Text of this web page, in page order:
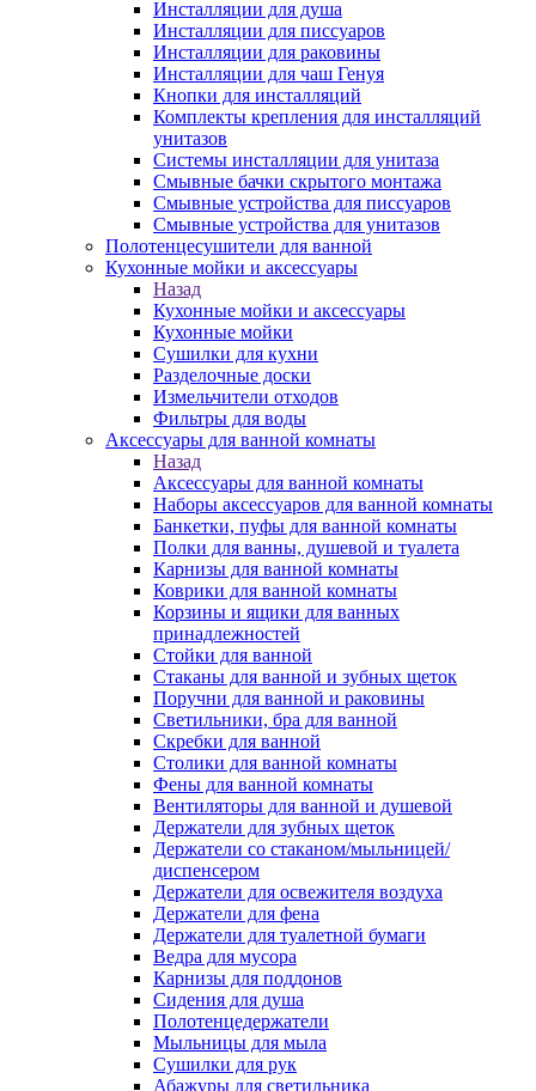
Инсталляции для душа
Инсталляции для писсуаров
Инсталляции для раковины
Инсталляции для чаш Генуя
Кнопки для инсталляций
Комплекты крепления для инсталляций
унитазов
Системы инсталляции для унитаза
Смывные бачки скрытого монтажа
Смывные устройства для писсуаров
Смывные устройства для унитазов
Полотенцесушители для ванной
Кухонные мойки и аксессуары
Назад
Кухонные мойки и аксессуары
Кухонные мойки
Сушилки для кухни
Разделочные доски
Измельчители отходов
Фильтры для воды
Аксессуары для ванной комнаты
Назад
Аксессуары для ванной комнаты
Наборы аксессуаров для ванной комнаты
Банкетки, пуфы для ванной комнаты
Полки для ванны, душевой и туалета
Карнизы для ванной комнаты
Коврики для ванной комнаты
Корзины и ящики для ванных
принадлежностей
Стойки для ванной
Стаканы для ванной и зубных щеток
Поручни для ванной и раковины
Светильники, бра для ванной
Скребки для ванной
Столики для ванной комнаты
Фены для ванной комнаты
Вентиляторы для ванной и душевой
Держатели для зубных щеток
Держатели со стаканом/мыльницей/
диспенсером
Держатели для освежителя воздуха
Держатели для фена
Держатели для туалетной бумаги
Ведра для мусора
Карнизы для поддонов
Сидения для душа
Полотенцедержатели
Мыльницы для мыла
Сушилки для рук
Абажуры для светильника